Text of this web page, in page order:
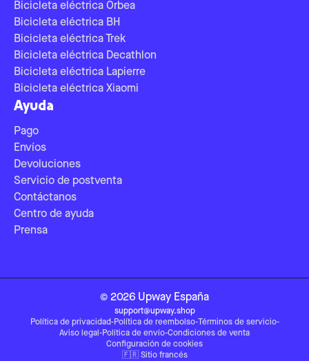
Bicicleta eléctrica Orbea
Bicicleta eléctrica BH
Bicicleta eléctrica Trek
Bicicleta eléctrica Decathlon
Bicicleta eléctrica Lapierre
Bicicleta eléctrica Xiaomi
Ayuda
Pago
Envíos
Devoluciones
Servicio de postventa
Contáctanos
Centro de ayuda
Prensa
© 2026 Upway España
support@upway.shop
Política de privacidad-Política de reembolso-Términos de servicio-
Aviso legal -Política de envío-Condiciones de venta
Configuración de cookies
🇫🇷 Sitio francés